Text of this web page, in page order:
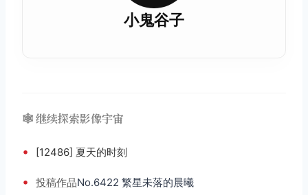
小鬼谷子
🕸️ 继续探索影像宇宙
• [12486] 夏天的时刻
• 投稿作品No.6422 繁星未落的晨曦